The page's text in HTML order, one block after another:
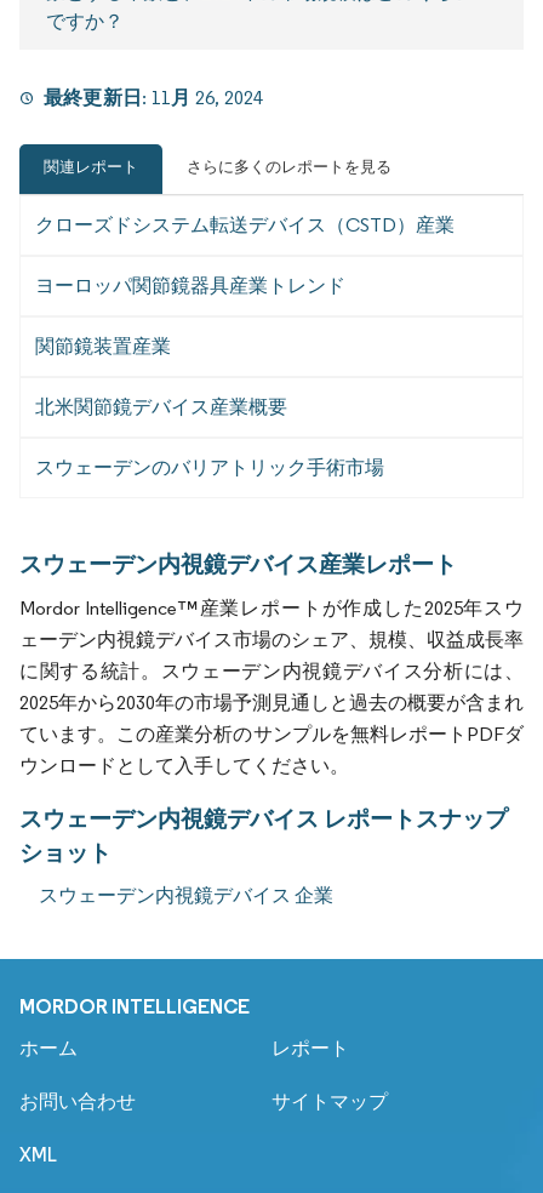
ですか？
最終更新日: 11月 26, 2024
関連レポート さらに多くのレポートを見る
クローズドシステム転送デバイス（CSTD）産業
ヨーロッパ関節鏡器具産業トレンド
関節鏡装置産業
北米関節鏡デバイス産業概要
スウェーデンのバリアトリック手術市場
スウェーデン内視鏡デバイス産業レポート
Mordor Intelligence™産業レポートが作成した2025年スウ
ェーデン内視鏡デバイス市場のシェア、規模、収益成長率
に関する統計。スウェーデン内視鏡デバイス分析には、
2025年から2030年の市場予測見通しと過去の概要が含まれ
ています。この産業分析のサンプルを無料レポートPDFダ
ウンロードとして入手してください。
スウェーデン内視鏡デバイス レポートスナップ
ショット
スウェーデン内視鏡デバイス 企業
MORDOR INTELLIGENCE
ホーム レポート
お問い合わせ サイトマップ
XML